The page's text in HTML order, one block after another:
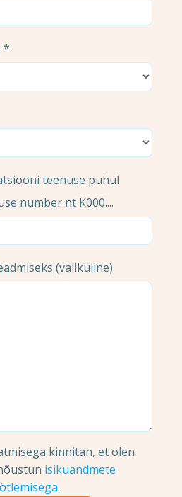
*
teenuse puhul
number nt K000....
(valikuline)
kinnitan, et olen
isikuandmete